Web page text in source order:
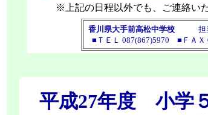
※上記の日程以外でも、ご連絡い
香川県大手前高松中学校
担
■ＴＥＬ 087(867)5970 ■ＦＡ
平成27年度
小学